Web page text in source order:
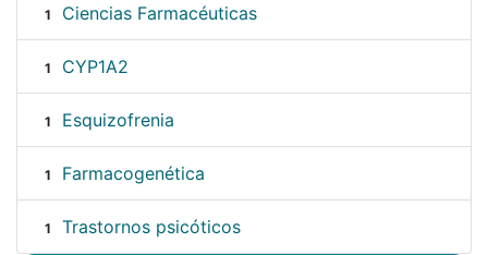
1 Ciencias Farmacéuticas
1 CYP1A2
1 Esquizofrenia
1 Farmacogenética
1 Trastornos psicóticos